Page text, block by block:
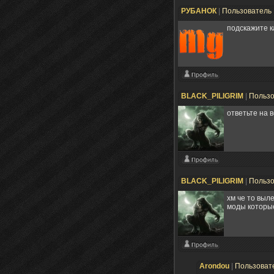
РУБАНОК| Пользователь
подскажите
BLACK_PILIGRIM
ответьте на
BLACK_PILIGRIM
хм че то
моды
Arondou